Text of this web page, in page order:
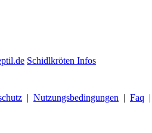
Schidlkröten Infos
| Nutzungsbedingungen | Faq